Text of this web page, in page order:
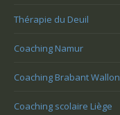
Thérapie du Deuil
Coaching Namur
Coaching Brabant Wallon
Coaching scolaire Liège